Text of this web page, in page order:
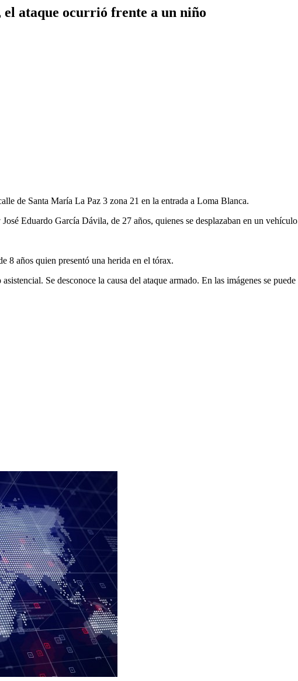
el ataque ocurrió frente a un niño
de Santa María La Paz 3 zona 21 en la entrada a Loma Blanca.
Eduardo García Dávila, de 27 años, quienes se desplazaban en un
8 años quien presentó una herida en el tórax.
Se desconoce la causa del ataque armado. En las imágenes se